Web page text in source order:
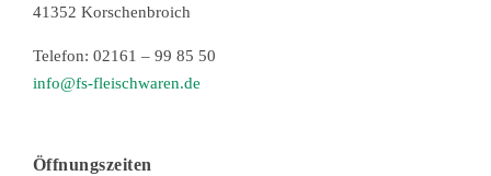
41352 Korschenbroich
Telefon: 02161 – 99 85 50
info@fs-fleischwaren.de
Öffnungszeiten